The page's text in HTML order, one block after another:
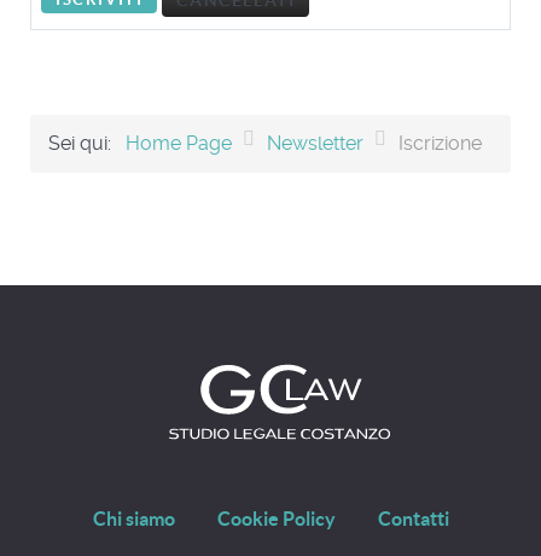
Sei qui: Home Page Newsletter Iscrizione
Chi siamo Cookie Policy Contatti